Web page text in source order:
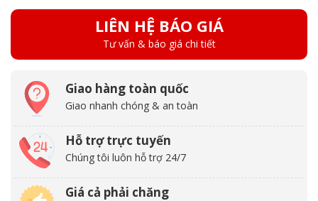
LIÊN HỆ BÁO GIÁ
Tư vấn & báo giá chi tiết
Giao hàng toàn quốc
Giao nhanh chóng & an toàn
Hỗ trợ trực tuyến
Chúng tôi luôn hỗ trợ 24/7
Giá cả phải chăng